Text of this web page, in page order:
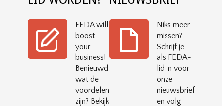
FEDA will
boost
your
business!
Benieuwd
wat de
voordelen
zijn? Bekijk
Niks meer
missen?
Schrijf je
als FEDA-
lid in voor
onze
nieuwsbrief
en volg